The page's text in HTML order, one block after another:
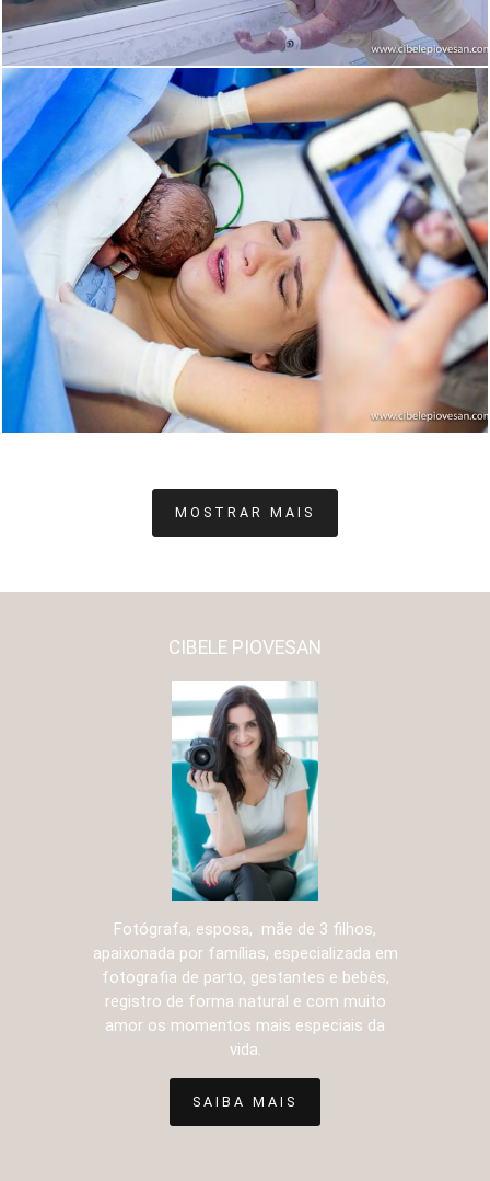
2253 15
MOSTRAR MAIS
CIBELE PIOVESAN
Fotógrafa, esposa, mãe de 3 filhos,
apaixonada por famílias, especializada em
fotografia de parto, gestantes e bebês,
registro de forma natural e com muito
amor os momentos mais especiais da
vida.
SAIBA MAIS